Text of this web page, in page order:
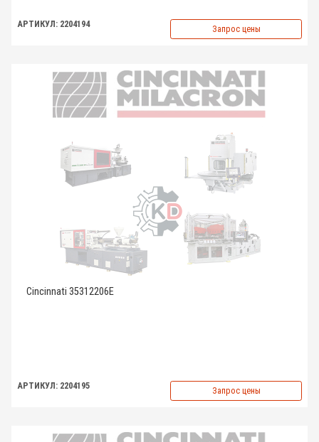
АРТИКУЛ: 2204194 Запрос цены
Cincinnati 35312206E
АРТИКУЛ: 2204195 Запрос цены